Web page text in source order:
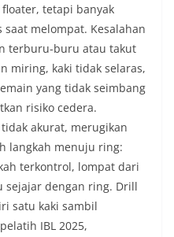
tetapi banyak
melompat. Kesalahan
terburu-buru atau takut
miring, kaki tidak selaras,
yang tidak seimbang
risiko cedera.
akurat, merugikan
langkah menuju ring:
terkontrol, lompat dari
sejajar dengan ring. Drill
satu kaki sambil
IBL 2025,